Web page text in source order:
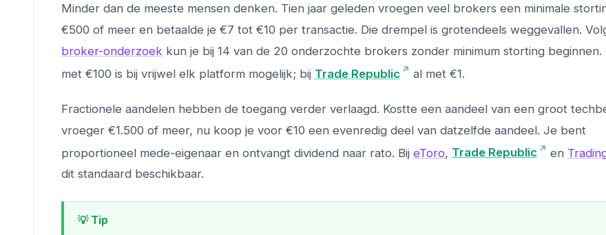
Minder dan de meeste mensen denken. Tien jaar geleden vroegen veel brokers een minimale
€500 of meer en betaalde je €7 tot €10 per transactie. Die drempel is grotendeels weggevallen.
broker-onderzoek kun je bij 14 van de 20 onderzochte brokers zonder minimum storting beginnen.
met €100 is bij vrijwel elk platform mogelijk; bij Trade Republic al met €1.
Fractionele aandelen hebben de toegang verder verlaagd. Kostte een aandeel van een groot
vroeger €1.500 of meer, nu koop je voor €10 een evenredig deel van datzelfde aandeel. Je bent
proportioneel mede-eigenaar en ontvangt dividend naar rato. Bij eToro, Trade Republic en
dit standaard beschikbaar.
💡 Tip